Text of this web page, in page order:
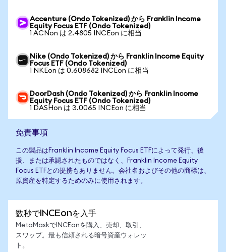
Accenture (Ondo Tokenized) から Franklin Income
Equity Focus ETF (Ondo Tokenized)
1 ACNon は 2.4805 INCEon に相当
Nike (Ondo Tokenized) から Franklin Income Equity
Focus ETF (Ondo Tokenized)
1 NKEon は 0.608682 INCEon に相当
DoorDash (Ondo Tokenized) から Franklin Income
Equity Focus ETF (Ondo Tokenized)
1 DASHon は 3.0065 INCEon に相当
免責事項
この製品はFranklin Income Equity Focus ETFによって発行、後
援、または承認されたものではなく、Franklin Income Equity
Focus ETFとの提携もありません。会社名およびその他の商標は、
原資産を特定するためのみに使用されます。
数秒でINCEonを入手
MetaMaskでINCEonを購入、売却、取引、
スワップ。最も信頼される暗号資産ウォレッ
ト。